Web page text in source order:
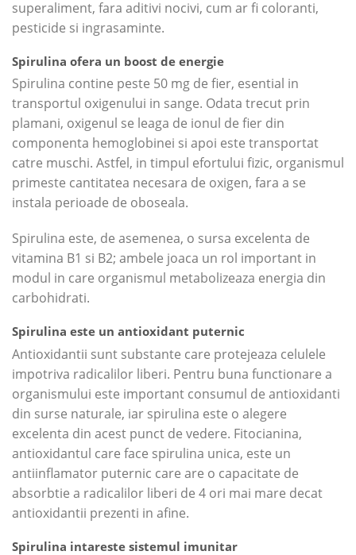
superaliment, fara aditivi nocivi, cum ar fi coloranti,
pesticide si ingrasaminte.
Spirulina ofera un boost de energie
Spirulina contine peste 50 mg de fier, esential in
transportul oxigenului in sange. Odata trecut prin
plamani, oxigenul se leaga de ionul de fier din
componenta hemoglobinei si apoi este transportat
catre muschi. Astfel, in timpul efortului fizic, organismul
primeste cantitatea necesara de oxigen, fara a se
instala perioade de oboseala.
Spirulina este, de asemenea, o sursa excelenta de
vitamina B1 si B2; ambele joaca un rol important in
modul in care organismul metabolizeaza energia din
carbohidrati.
Spirulina este un antioxidant puternic
Antioxidantii sunt substante care protejeaza celulele
impotriva radicalilor liberi. Pentru buna functionare a
organismului este important consumul de antioxidanti
din surse naturale, iar spirulina este o alegere
excelenta din acest punct de vedere. Fitocianina,
antioxidantul care face spirulina unica, este un
antiinflamator puternic care are o capacitate de
absorbtie a radicalilor liberi de 4 ori mai mare decat
antioxidantii prezenti in afine.
Spirulina intareste sistemul imunitar